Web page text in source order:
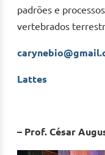
padrões e
vertebrados
Lattes
– Prof. César